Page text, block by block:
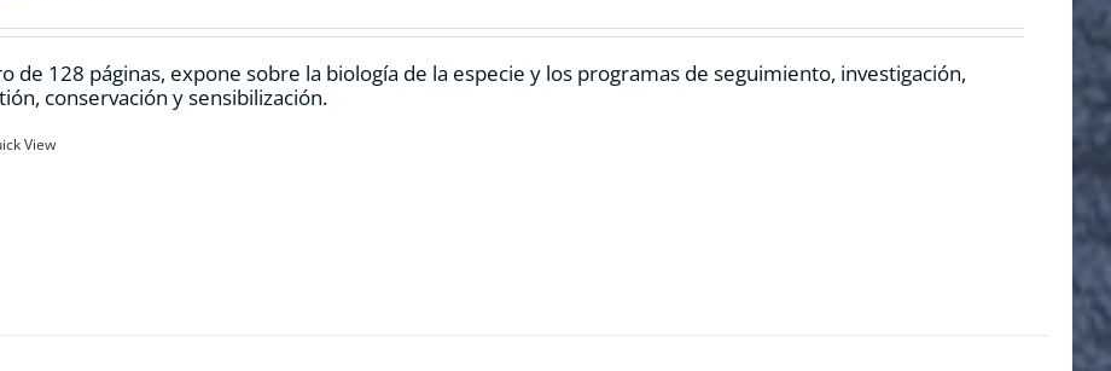
de 128 páginas, expone sobre la biología de la especie y los programas de seguimiento, investigación,
conservación y sensibilización.
View